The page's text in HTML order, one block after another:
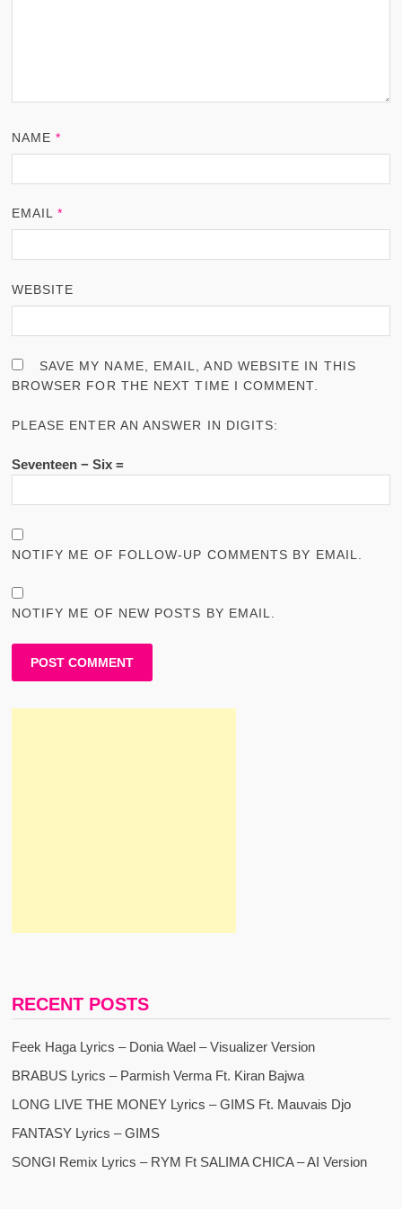
NAME*
EMAIL*
WEBSITE
SAVE MY NAME, EMAIL, AND WEBSITE IN THIS
BROWSER FOR THE NEXT TIME I COMMENT.
PLEASE ENTER AN ANSWER IN DIGITS:
Seventeen − Six =
NOTIFY ME OF FOLLOW-UP COMMENTS BY EMAIL.
NOTIFY ME OF NEW POSTS BY EMAIL.
RECENT POSTS
Feek Haga Lyrics – Donia Wael – Visualizer Version
BRABUS Lyrics – Parmish Verma Ft. Kiran Bajwa
LONG LIVE THE MONEY Lyrics – GIMS Ft. Mauvais Djo
FANTASY Lyrics – GIMS
SONGI Remix Lyrics – RYM Ft SALIMA CHICA – AI Version